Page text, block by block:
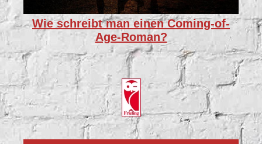
Wie schreibt man einen Coming-of-
Age-Roman?